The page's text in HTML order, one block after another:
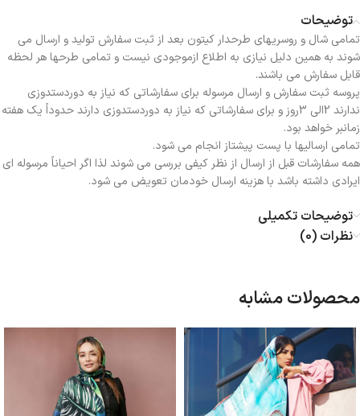
توضیحات
تمامی شال و روسریهای طرحدار کیتون بعد از ثبت سفارش تولید و ارسال می
شوند به همین دلیل نیازی به اطلاع ازموجودی نیست و تمامی طرحها هر لحظه
قابل سفارش می باشند.
پروسه ثبت سفارش و ارسال مرسوله برای سفارشاتی که نیاز به دوردستدوزی
ندارند 2الی 3روز و برای سفارشاتی که نیاز به دوردستدوزی دارند حدوداً یک هفته
زمانبر خواهد بود.
تمامی ارسالیها با پست پیشتاز انجام می شود.
همه سفارشات قبل از ارسال از نظر کیفی بررسی می شوند لذا اگر احیاناً مرسوله ای
ایرادی داشته باشد با هزینه ارسال خودمان تعویض می شود.
توضیحات تکمیلی
نظرات (0)
محصولات مشابه